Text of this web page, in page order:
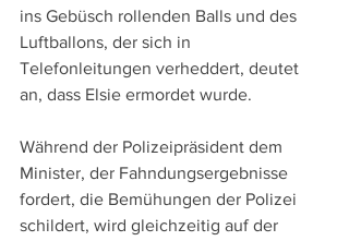
ins Gebüsch rollenden Balls und des
Luftballons, der sich in
Telefonleitungen verheddert, deutet
an, dass Elsie ermordet wurde.
Während der Polizeipräsident dem
Minister, der Fahndungsergebnisse
fordert, die Bemühungen der Polizei
schildert, wird gleichzeitig auf der